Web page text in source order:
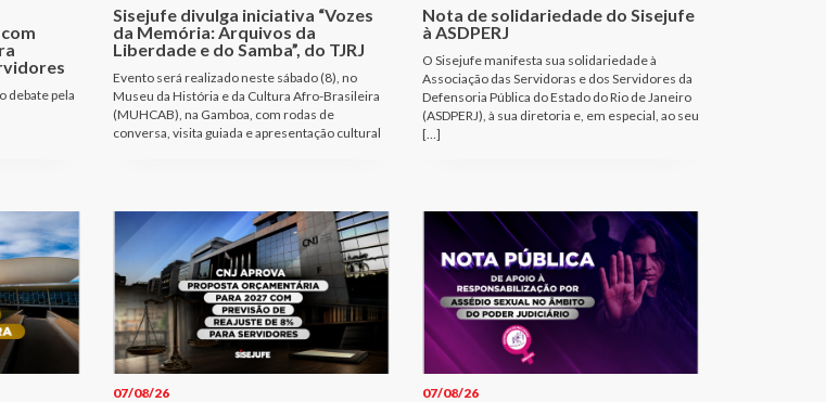
debate pela
Sisejufe divulga iniciativa “Vozes
da Memória: Arquivos da
Liberdade e do Samba”, do TJRJ
Evento será realizado neste sábado (8), no
Museu da História e da Cultura Afro-Brasileira
(MUHCAB), na Gamboa, com rodas de
conversa, visita guiada e apresentação cultural
Nota de solidariedade do Sisejufe
à ASDPERJ
O Sisejufe manifesta sua solidariedade à
Associação das Servidoras e dos Servidores da
Defensoria Pública do Estado do Rio de Janeiro
(ASDPERJ), à sua diretoria e, em especial, ao seu
[…]
07/08/26 07/08/26